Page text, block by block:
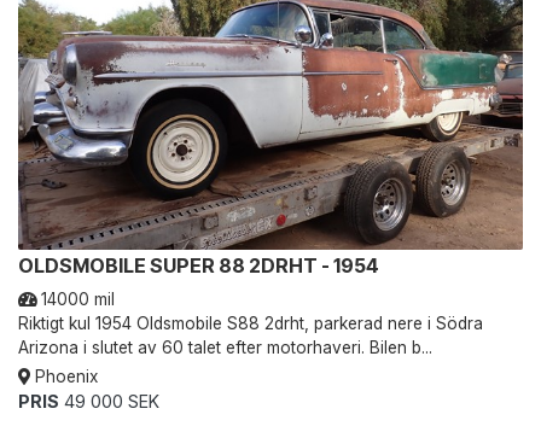
OLDSMOBILE SUPER 88 2DRHT - 1954
14000 mil
Riktigt kul 1954 Oldsmobile S88 2drht, parkerad nere i Södra
Arizona i slutet av 60 talet efter motorhaveri. Bilen b...
Phoenix
PRIS 49 000 SEK